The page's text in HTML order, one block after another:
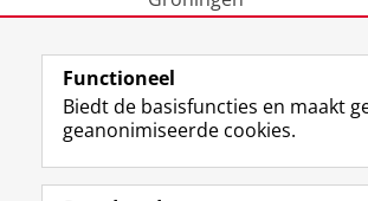
View this page in:English
Volg de RUG
F
a
L
i
R
S
Functioneel
Biedt de basisfuncties en maakt
geanonimiseerde cookies.